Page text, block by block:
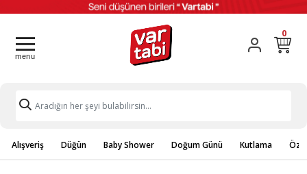
0
Alışveriş Düğün Baby Shower Doğum Günü Kutlama